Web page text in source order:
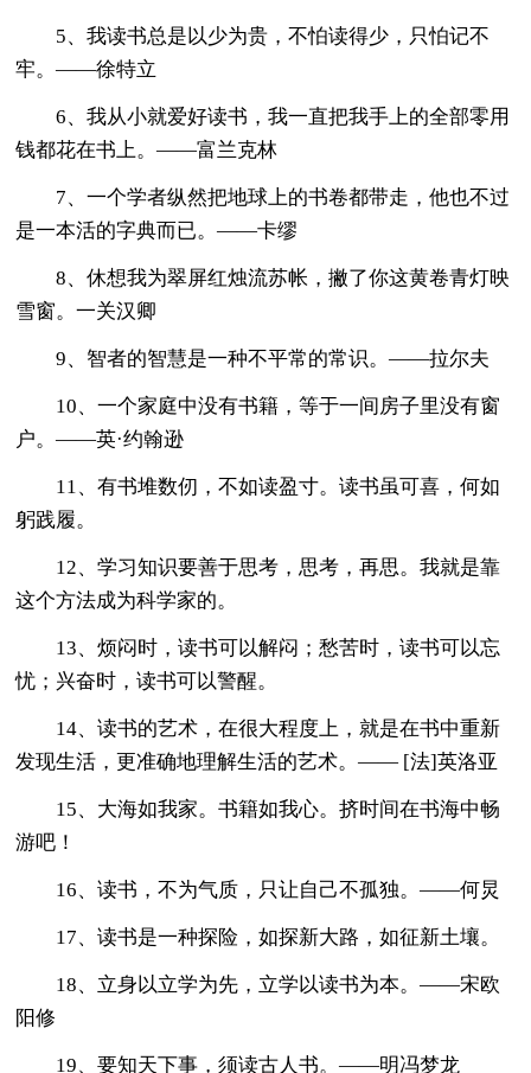
5、我读书总是以少为贵，不怕读得少，只怕记不
牢。——徐特立
6、我从小就爱好读书，我一直把我手上的全部零用
钱都花在书上。——富兰克林
7、一个学者纵然把地球上的书卷都带走，他也不过
是一本活的字典而已。——卡缪
8、休想我为翠屏红烛流苏帐，撇了你这黄卷青灯映
雪窗。一关汉卿
9、智者的智慧是一种不平常的常识。——拉尔夫
10、一个家庭中没有书籍，等于一间房子里没有窗
户。——英·约翰逊
11、有书堆数仞，不如读盈寸。读书虽可喜，何如
躬践履。
12、学习知识要善于思考，思考，再思。我就是靠
这个方法成为科学家的。
13、烦闷时，读书可以解闷；愁苦时，读书可以忘
忧；兴奋时，读书可以警醒。
14、读书的艺术，在很大程度上，就是在书中重新
发现生活，更准确地理解生活的艺术。—— [法]英洛亚
15、大海如我家。书籍如我心。挤时间在书海中畅
游吧！
16、读书，不为气质，只让自己不孤独。——何炅
17、读书是一种探险，如探新大路，如征新土壤。
18、立身以立学为先，立学以读书为本。——宋欧
阳修
19、要知天下事，须读古人书。——明冯梦龙